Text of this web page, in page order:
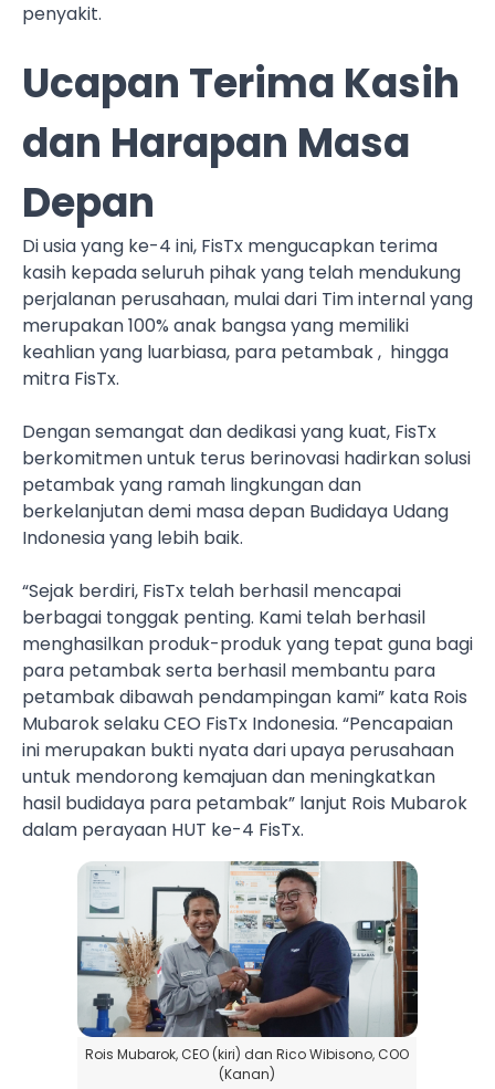
penyakit.
Ucapan Terima Kasih
dan Harapan Masa
Depan
Di usia yang ke-4 ini, FisTx mengucapkan terima
kasih kepada seluruh pihak yang telah mendukung
perjalanan perusahaan, mulai dari Tim internal yang
merupakan 100% anak bangsa yang memiliki
keahlian yang luarbiasa, para petambak , hingga
mitra FisTx.
Dengan semangat dan dedikasi yang kuat, FisTx
berkomitmen untuk terus berinovasi hadirkan solusi
petambak yang ramah lingkungan dan
berkelanjutan demi masa depan Budidaya Udang
Indonesia yang lebih baik.
“Sejak berdiri, FisTx telah berhasil mencapai
berbagai tonggak penting. Kami telah berhasil
menghasilkan produk-produk yang tepat guna bagi
para petambak serta berhasil membantu para
petambak dibawah pendampingan kami” kata Rois
Mubarok selaku CEO FisTx Indonesia. “Pencapaian
ini merupakan bukti nyata dari upaya perusahaan
untuk mendorong kemajuan dan meningkatkan
hasil budidaya para petambak” lanjut Rois Mubarok
dalam perayaan HUT ke-4 FisTx.
Rois Mubarok, CEO (kiri) dan Rico Wibisono, COO
(Kanan)